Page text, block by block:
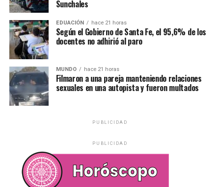
Sunchales
EDUACIÓN hace 21 horas
Según el Gobierno de Santa Fe, el 95,6% de los
docentes no adhirió al paro
MUNDO hace 21 horas
Filmaron a una pareja manteniendo relaciones
sexuales en una autopista y fueron multados
PUBLICIDAD
PUBLICIDAD